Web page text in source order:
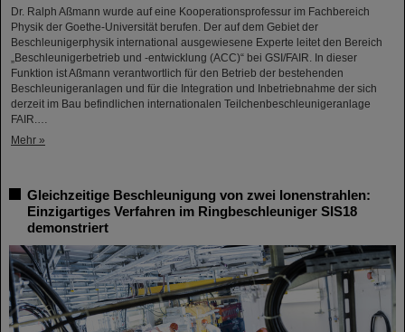
Dr. Ralph Aßmann wurde auf eine Kooperationsprofessur im Fachbereich
Physik der Goethe-Universität berufen. Der auf dem Gebiet der
Beschleunigerphysik international ausgewiesene Experte leitet den Bereich
„Beschleunigerbetrieb und -entwicklung (ACC)“ bei GSI/FAIR. In dieser
Funktion ist Aßmann verantwortlich für den Betrieb der bestehenden
Beschleunigeranlagen und für die Integration und Inbetriebnahme der sich
derzeit im Bau befindlichen internationalen Teilchenbeschleunigeranlage
FAIR.…
Mehr »
Gleichzeitige Beschleunigung von zwei Ionenstrahlen:
Einzigartiges Verfahren im Ringbeschleuniger SIS18
demonstriert